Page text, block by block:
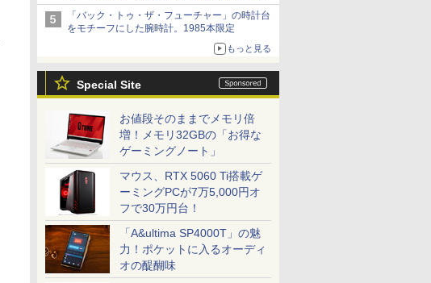
ングを根本から見直し
「バック・トゥ・ザ・フューチャー」の時計台
をモチーフにした腕時計。1985本限定
もっと見る
Special Site
お値段そのままでメモリ倍
増！メモリ32GBの「お得な
ゲーミングノート」
マウス、RTX 5060 Ti搭載ゲ
ーミングPCが7万5,000円オ
フで30万円台！
「A&ultima SP4000T」の魅
力！ポケットに入るオーディ
オの醍醐味